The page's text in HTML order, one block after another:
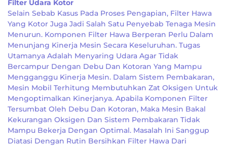
Filter Udara Kotor
Selain Sebab Kasus Pada Proses Pengapian, Filter Hawa
Yang Kotor Juga Jadi Salah Satu Penyebab Tenaga Mesin
Menurun. Komponen Filter Hawa Berperan Perlu Dalam
Menunjang Kinerja Mesin Secara Keseluruhan. Tugas
Utamanya Adalah Menyaring Udara Agar Tidak
Bercampur Dengan Debu Dan Kotoran Yang Mampu
Mengganggu Kinerja Mesin. Dalam Sistem Pembakaran,
Mesin Mobil Terhitung Membutuhkan Zat Oksigen Untuk
Mengoptimalkan Kinerjanya. Apabila Komponen Filter
Tersumbat Oleh Debu Dan Kotoran, Maka Mesin Bakal
Kekurangan Oksigen Dan Sistem Pembakaran Tidak
Mampu Bekerja Dengan Optimal. Masalah Ini Sanggup
Diatasi Dengan Rutin Bersihkan Filter Hawa Dari